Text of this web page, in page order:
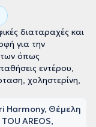
διαταραχές και
για την
όπως
εντέρου,
χοληστερίνη,
Harmony, Θέμελη
AREOS,